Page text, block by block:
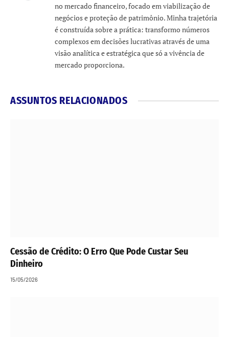
no mercado financeiro, focado em viabilização de
negócios e proteção de patrimônio. Minha trajetória
é construída sobre a prática: transformo números
complexos em decisões lucrativas através de uma
visão analítica e estratégica que só a vivência de
mercado proporciona.
ASSUNTOS RELACIONADOS
Cessão de Crédito: O Erro Que Pode Custar Seu
Dinheiro
15/05/2026